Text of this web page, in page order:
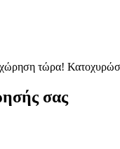
τώρα!
σας